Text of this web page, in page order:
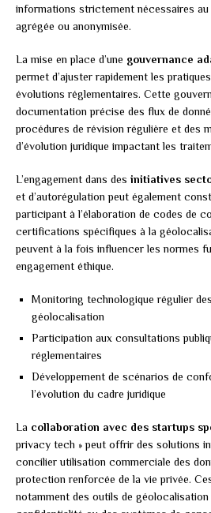
informations strictement nécessaires
agrégée ou anonymisée.
La mise en place d’une gouvernance
permet d’ajuster rapidement les
évolutions réglementaires. Cette
documentation précise des flux de
procédures de révision régulière et des
d’évolution juridique impactant les
L’engagement dans des initiatives
et d’autorégulation peut également
participant à l’élaboration de codes de
certifications spécifiques à la
peuvent à la fois influencer les normes
engagement éthique.
Monitoring technologique régulier
géolocalisation
Participation aux consultations
réglementaires
Développement de scénarios de
l’évolution du cadre juridique
La collaboration avec des startups
privacy tech » peut offrir des solutions
concilier utilisation commerciale des
protection renforcée de la vie privée.
notamment des outils de